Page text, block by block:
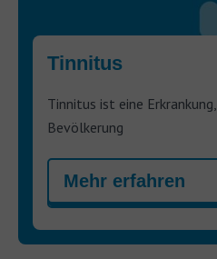
Tinnitus
Tinnitus ist eine
Bevölkerung
Mehr erfahren